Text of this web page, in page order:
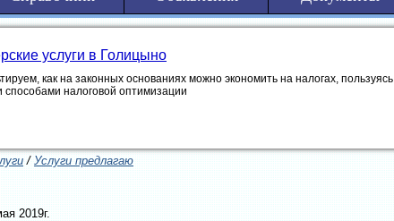
услуги в Голицыно
как на законных основаниях можно экономить на налогах, пользуясь
способами налоговой оптимизации
/Услуги предлагаю
2019г.